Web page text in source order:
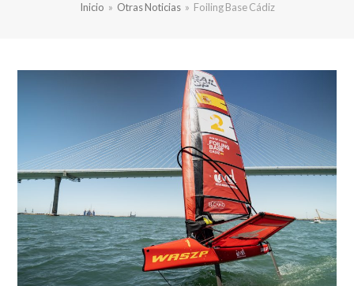
Inicio » Otras Noticias » Foiling Base Cádiz